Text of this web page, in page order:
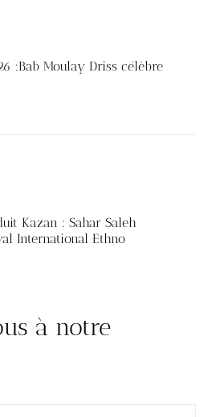
:Bab Moulay Driss célèbre
Kazan : Sahar Saleh
International Ethno
à notre